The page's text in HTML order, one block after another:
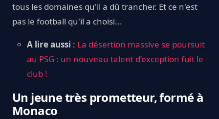
tous les domaines qu'il a dû trancher. Et ce n'est
pas le football qu'il a choisi...
A lire aussi : La désertion massive se poursuit
au PSG : un nouveau talent d’exception fuit le
club !
Un jeune très prometteur, formé à
Monaco